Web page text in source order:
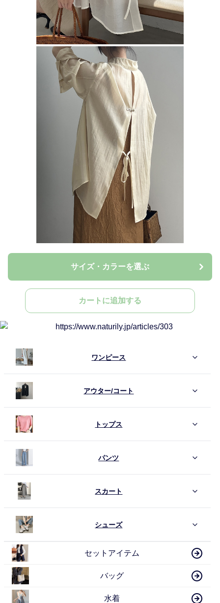
サイズ・カラーを選ぶ
カートに追加する
ワンピース
アウター/コート
トップス
パンツ
スカート
シューズ
セットアイテム
バッグ
水着